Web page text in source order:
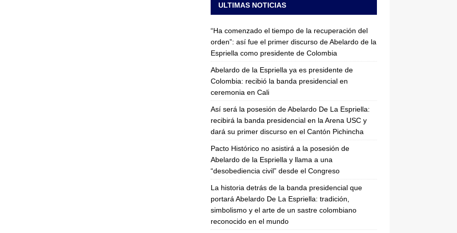
ULTIMAS NOTICIAS
“Ha comenzado el tiempo de la recuperación del
orden”: así fue el primer discurso de Abelardo de la
Espriella como presidente de Colombia
Abelardo de la Espriella ya es presidente de
Colombia: recibió la banda presidencial en
ceremonia en Cali
Así será la posesión de Abelardo De La Espriella:
recibirá la banda presidencial en la Arena USC y
dará su primer discurso en el Cantón Pichincha
Pacto Histórico no asistirá a la posesión de
Abelardo de la Espriella y llama a una
“desobediencia civil” desde el Congreso
La historia detrás de la banda presidencial que
portará Abelardo De La Espriella: tradición,
simbolismo y el arte de un sastre colombiano
reconocido en el mundo